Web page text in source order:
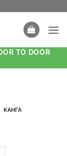
TO DOOR
КАНГА